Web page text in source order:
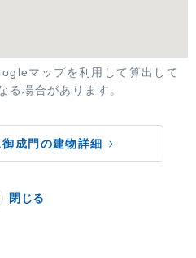
マップを利用して算出して
る場合があります。
成門の建物詳細
閉じる